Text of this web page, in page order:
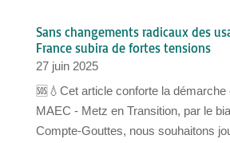
Sans changements radicaux des
France subira de fortes tensions
27 juin 2025
🆘💧Cet article conforte la démarche
MAEC - Metz en Transition, par le
Compte-Gouttes, nous souhaitons